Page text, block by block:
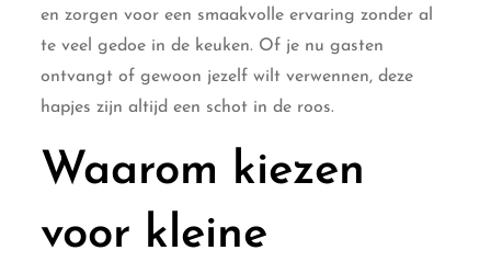
en zorgen voor een smaakvolle ervaring zonder al
te veel gedoe in de keuken. Of je nu gasten
ontvangt of gewoon jezelf wilt verwennen, deze
hapjes zijn altijd een schot in de roos.
Waarom kiezen
voor kleine